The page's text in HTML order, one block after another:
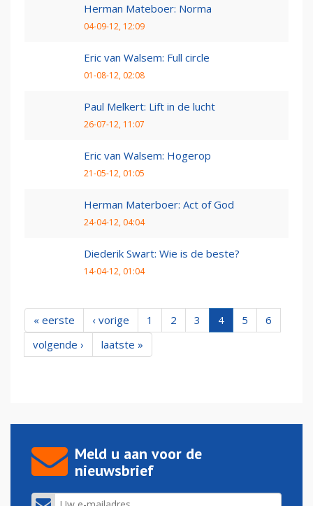
Herman Mateboer: Norma
04-09-12, 12:09
Eric van Walsem: Full circle
01-08-12, 02:08
Paul Melkert: Lift in de lucht
26-07-12, 11:07
Eric van Walsem: Hogerop
21-05-12, 01:05
Herman Materboer: Act of God
24-04-12, 04:04
Diederik Swart: Wie is de beste?
14-04-12, 01:04
« eerste ‹ vorige 1 2 3 4 5
6
volgende ›
laatste »
Meld u aan voor de
nieuwsbrief